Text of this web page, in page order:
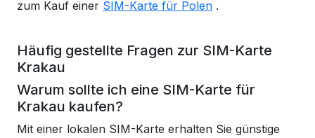
zum Kauf einer SIM-Karte für Polen .
Häufig gestellte Fragen zur SIM-Karte
Krakau
Warum sollte ich eine SIM-Karte für
Krakau kaufen?
Mit einer lokalen SIM-Karte erhalten Sie günstige